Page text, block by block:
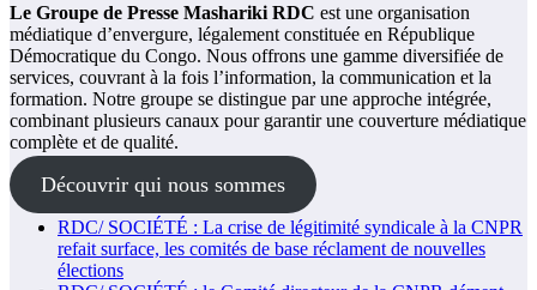
Le Groupe de Presse Mashariki RDC est une organisation
médiatique d’envergure, légalement constituée en République
Démocratique du Congo. Nous offrons une gamme diversifiée de
services, couvrant à la fois l’information, la communication et la
formation. Notre groupe se distingue par une approche intégrée,
combinant plusieurs canaux pour garantir une couverture médiatique
complète et de qualité.
Découvrir qui nous sommes
RDC/ SOCIÉTÉ : La crise de légitimité syndicale à la CNPR
refait surface, les comités de base réclament de nouvelles
élections